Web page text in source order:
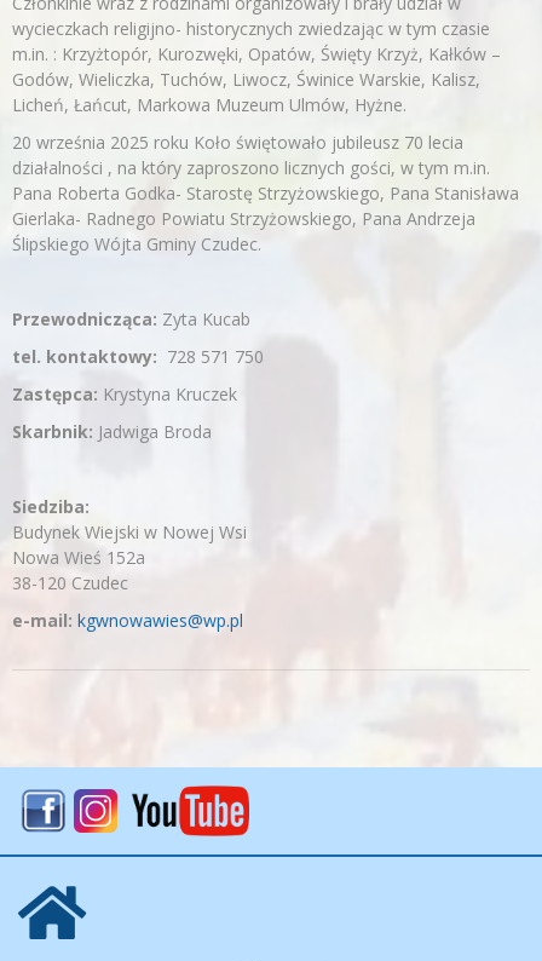
wycieczkach religijno- historycznych zwiedzając w tym czasie
m.in. : Krzyżtopór, Kurozwęki, Opatów, Święty Krzyż, Kałków –
Godów, Wieliczka, Tuchów, Liwocz, Świnice Warskie, Kalisz,
Licheń, Łańcut, Markowa Muzeum Ulmów, Hyżne.
20 września 2025 roku Koło świętowało jubileusz 70 lecia
działalności , na który zaproszono licznych gości, w tym m.in.
Pana Roberta Godka- Starostę Strzyżowskiego, Pana Stanisława
Gierlaka- Radnego Powiatu Strzyżowskiego, Pana Andrzeja
Ślipskiego Wójta Gminy Czudec.
Przewodnicząca: Zyta Kucab
tel. kontaktowy: 728 571 750
Zastępca: Krystyna Kruczek
Skarbnik: Jadwiga Broda
Siedziba:
Budynek Wiejski w Nowej Wsi
Nowa Wieś 152a
38-120 Czudec
e-mail: kgwnowawies@wp.pl